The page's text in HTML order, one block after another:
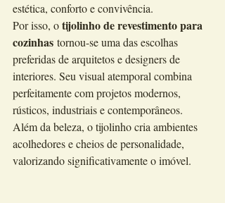
estética, conforto e convivência.
Por isso, o tijolinho de revestimento para
cozinhas tornou-se uma das escolhas
preferidas de arquitetos e designers de
interiores. Seu visual atemporal combina
perfeitamente com projetos modernos,
rústicos, industriais e contemporâneos.
Além da beleza, o tijolinho cria ambientes
acolhedores e cheios de personalidade,
valorizando significativamente o imóvel.